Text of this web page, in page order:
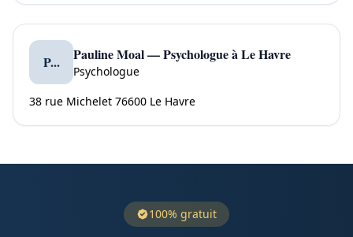
P... Pauline Moal — Psychologue à Le Havre
Psychologue
38 rue Michelet 76600 Le Havre
100% gratuit